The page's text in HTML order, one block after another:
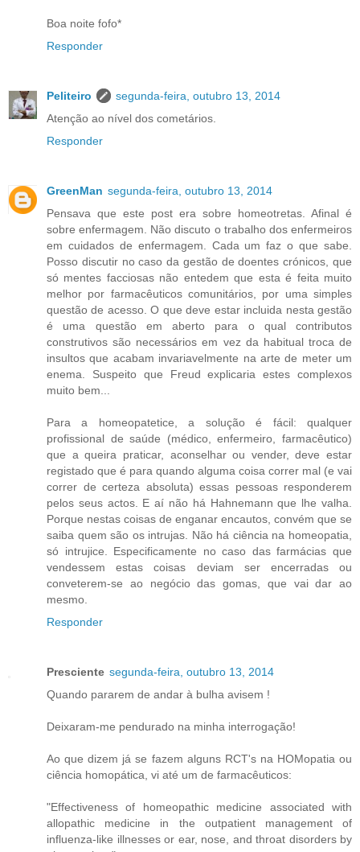
Boa noite fofo*
Responder
Peliteiro
segunda-feira, outubro 13, 2014
Atenção ao nível dos cometários.
Responder
GreenMan segunda-feira, outubro 13, 2014
Pensava que este post era sobre homeotretas. Afinal é
sobre enfermagem. Não discuto o trabalho dos enfermeiros
em cuidados de enfermagem. Cada um faz o que sabe.
Posso discutir no caso da gestão de doentes crónicos, que
só mentes facciosas não entedem que esta é feita muito
melhor por farmacêuticos comunitários, por uma simples
questão de acesso. O que deve estar incluida nesta gestão
é uma questão em aberto para o qual contributos
construtivos são necessários em vez da habitual troca de
insultos que acabam invariavelmente na arte de meter um
enema. Suspeito que Freud explicaria estes complexos
muito bem...
Para a homeopatetice, a solução é fácil: qualquer
profissional de saúde (médico, enfermeiro, farmacêutico)
que a queira praticar, aconselhar ou vender, deve estar
registado que é para quando alguma coisa correr mal (e vai
correr de certeza absoluta) essas pessoas responderem
pelos seus actos. E aí não há Hahnemann que lhe valha.
Porque nestas coisas de enganar encautos, convém que se
saiba quem são os intrujas. Não há ciência na homeopatia,
só intrujice. Especificamente no caso das farmácias que
vendessem estas coisas deviam ser encerradas ou
conveterem-se ao negócio das gomas, que vai dar ao
mesmo.
Responder
Presciente segunda-feira, outubro 13, 2014
Quando pararem de andar à bulha avisem !
Deixaram-me pendurado na minha interrogação!
Ao que dizem já se fazem alguns RCT's na HOMopatia ou
ciência homopática, vi até um de farmacêuticos:
"Effectiveness of homeopathic medicine associated with
allopathic medicine in the outpatient management of
influenza-like illnesses or ear, nose, and throat disorders by